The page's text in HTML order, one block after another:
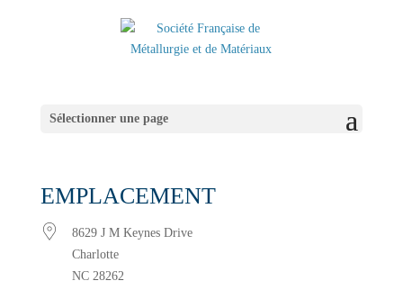
Sélectionner une page
EMPLACEMENT
8629 J M Keynes Drive
Charlotte
NC 28262